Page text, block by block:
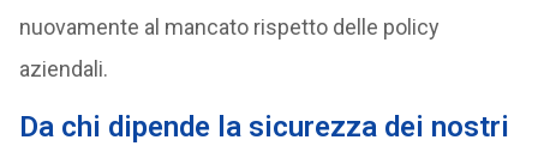
nuovamente al mancato rispetto delle policy
aziendali.
Da chi dipende la sicurezza dei nostri